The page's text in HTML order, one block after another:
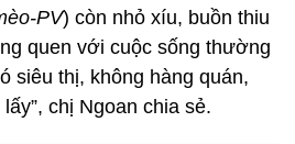
PV) còn nhỏ xíu, buồn thiu
quen với cuộc sống thường
siêu thị, không hàng quán,
chị Ngoan chia sẻ.